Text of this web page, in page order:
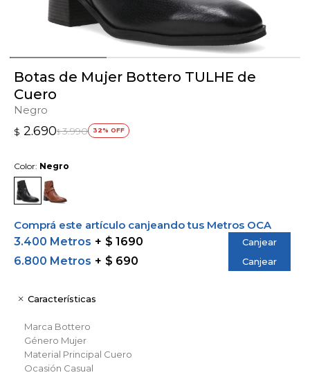
Botas de Mujer Bottero TULHE de
Cuero
Negro
$ 2.690$ 3.990 32
Color: Negro
Comprá este artículo canjeando tus Metros OCA
3.400 Metros
$ 1690 Canjear
6.800 Metros $ 690 Canjear
Características
Marca Bottero
Género Mujer
Material Principal Cuero
Ocasión Casual